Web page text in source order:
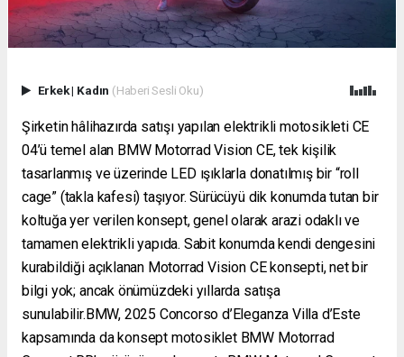
Erkek| Kadın (Haberi Sesli Oku)
Şirketin hâlihazırda satışı yapılan elektrikli motosikleti CE
04’ü temel alan BMW Motorrad Vision CE, tek kişilik
tasarlanmış ve üzerinde LED ışıklarla donatılmış bir “roll
cage” (takla kafesi) taşıyor. Sürücüyü dik konumda tutan bir
koltuğa yer verilen konsept, genel olarak arazi odaklı ve
tamamen elektrikli yapıda. Sabit konumda kendi dengesini
kurabildiği açıklanan Motorrad Vision CE konsepti, net bir
bilgi yok; ancak önümüzdeki yıllarda satışa
sunulabilir.BMW, 2025 Concorso d’Eleganza Villa d’Este
kapsamında da konsept motosiklet BMW Motorrad